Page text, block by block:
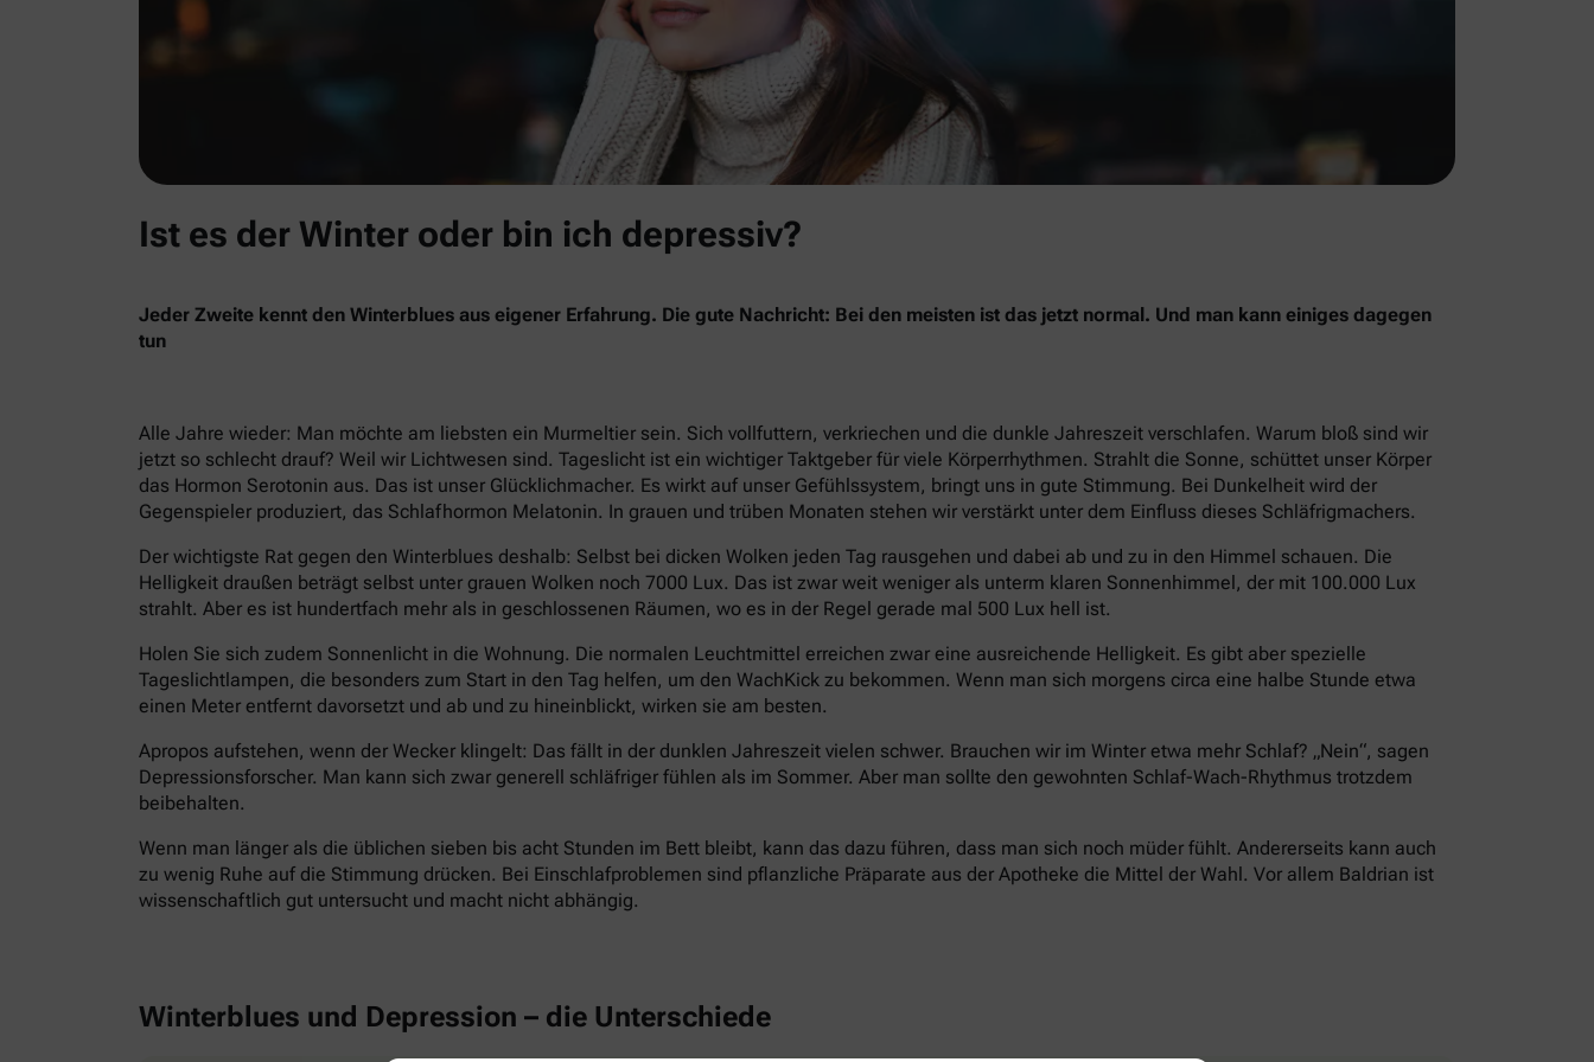
Ist es der Winter oder bin ich depressiv?
Jeder Zweite kennt den Winterblues aus eigener Erfahrung. Die gute Nachricht: Bei den meisten ist das jetzt normal. Und man kann einiges dagegen
tun
Alle Jahre wieder: Man möchte am liebsten ein Murmeltier sein. Sich vollfuttern, verkriechen und die dunkle Jahreszeit verschlafen. Warum bloß sind wir
jetzt so schlecht drauf? Weil wir Lichtwesen sind. Tageslicht ist ein wichtiger Taktgeber für viele Körperrhythmen. Strahlt die Sonne, schüttet unser Körper
das Hormon Serotonin aus. Das ist unser Glücklichmacher. Es wirkt auf unser Gefühlssystem, bringt uns in gute Stimmung. Bei Dunkelheit wird der
Gegenspieler produziert, das Schlafhormon Melatonin. In grauen und trüben Monaten stehen wir verstärkt unter dem Einfluss dieses Schläfrigmachers.
Der wichtigste Rat gegen den Winterblues deshalb: Selbst bei dicken Wolken jeden Tag rausgehen und dabei ab und zu in den Himmel schauen. Die
Helligkeit draußen beträgt selbst unter grauen Wolken noch 7000 Lux. Das ist zwar weit weniger als unterm klaren Sonnenhimmel, der mit 100.000 Lux
strahlt. Aber es ist hundertfach mehr als in geschlossenen Räumen, wo es in der Regel gerade mal 500 Lux hell ist.
Holen Sie sich zudem Sonnenlicht in die Wohnung. Die normalen Leuchtmittel erreichen zwar eine ausreichende Helligkeit. Es gibt aber spezielle
Tageslichtlampen, die besonders zum Start in den Tag helfen, um den WachKick zu bekommen. Wenn man sich morgens circa eine halbe Stunde etwa
einen Meter entfernt davorsetzt und ab und zu hineinblickt, wirken sie am besten.
Apropos aufstehen, wenn der Wecker klingelt: Das fällt in der dunklen Jahreszeit vielen schwer. Brauchen wir im Winter etwa mehr Schlaf? „Nein“, sagen
Depressionsforscher. Man kann sich zwar generell schläfriger fühlen als im Sommer. Aber man sollte den gewohnten Schlaf-Wach-Rhythmus trotzdem
beibehalten.
Wenn man länger als die üblichen sieben bis acht Stunden im Bett bleibt, kann das dazu führen, dass man sich noch müder fühlt. Andererseits kann auch
zu wenig Ruhe auf die Stimmung drücken. Bei Einschlafproblemen sind pflanzliche Präparate aus der Apotheke die Mittel der Wahl. Vor allem Baldrian ist
wissenschaftlich gut untersucht und macht nicht abhängig.
Winterblues und Depression – die Unterschiede